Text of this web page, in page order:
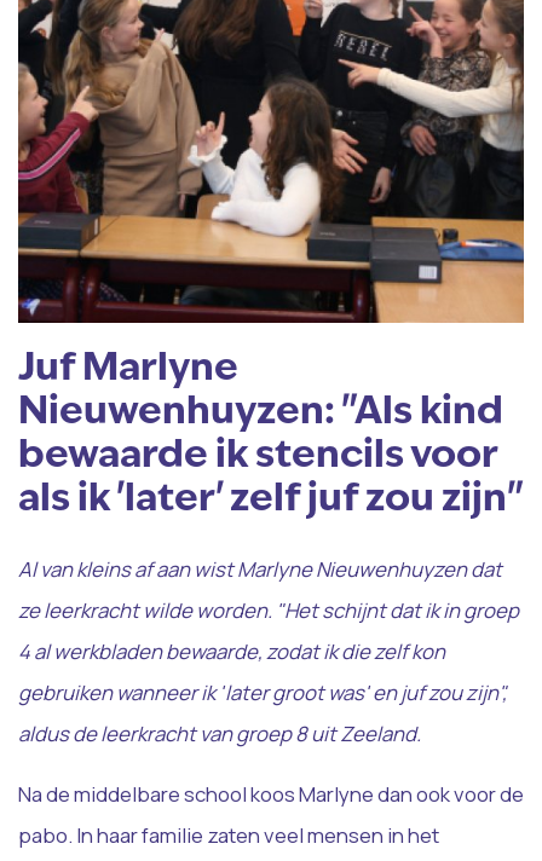
Juf Marlyne
Nieuwenhuyzen: "Als kind
bewaarde ik stencils voor
als ik 'later' zelf juf zou zijn"
Al van kleins af aan wist Marlyne Nieuwenhuyzen dat
ze leerkracht wilde worden. "Het schijnt dat ik in groep
4 al werkbladen bewaarde, zodat ik die zelf kon
gebruiken wanneer ik 'later groot was' en juf zou zijn",
aldus de leerkracht van groep 8 uit Zeeland.
Na de middelbare school koos Marlyne dan ook voor de
pabo. In haar familie zaten veel mensen in het